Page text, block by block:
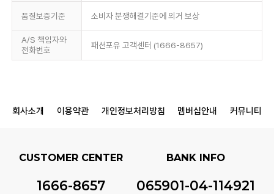
품질보증기준 소비자 분쟁해결기준에 의거 보상
A/S 책임자와
전화번호
패션포유 고객센터 (1666-8657)
회사소개 이용약관 개인정보처리방침 멤버십안내 커뮤니티
CUSTOMER CENTER
1666-8657
BANK INFO
065901-04-114921